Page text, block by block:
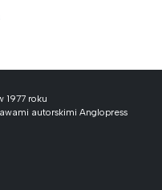
1977 roku
autorskimi Anglopress